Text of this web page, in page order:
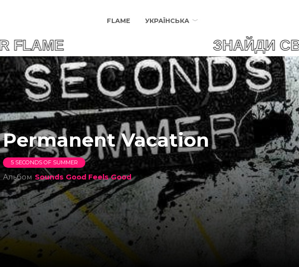
FLAME УКРАЇНСЬКА
FLAME ЗНАЙДИ СВОЮ
Permanent Vacation
5 SECONDS OF SUMMER
Альбом Sounds Good Feels Good